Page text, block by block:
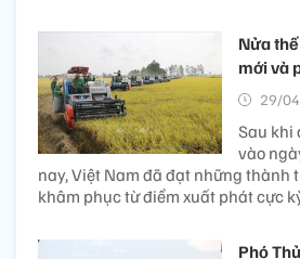
Nửa
mới và
29/
Sau khi
vào
nay, Việt Nam đã đạt những thành
khâm phục từ điểm xuất phát cực
Phó